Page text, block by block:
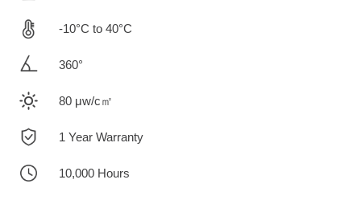
-10°C to 40°C
360°
80 μw/c㎡
1 Year Warranty
10,000 Hours